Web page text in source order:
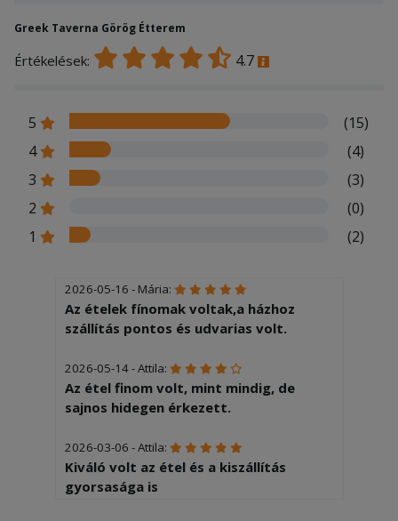
Greek Taverna Görög Étterem
Értékelések: 4.7
5
(15)
4
(4)
3
(3)
2
(0)
1
(2)
2026-05-16 - Mária:
Az ételek fínomak voltak,a házhoz
szállítás pontos és udvarias volt.
2026-05-14 - Attila:
Az étel finom volt, mint mindig, de
sajnos hidegen érkezett.
2026-03-06 - Attila:
Kiváló volt az étel és a kiszállítás
gyorsasága is